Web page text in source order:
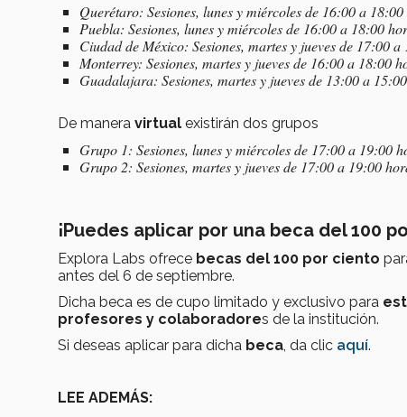
Querétaro: Sesiones, lunes y miércoles de 16:00 a
Puebla: Sesiones, lunes y miércoles de 16:00 a 18:00
Ciudad de México: Sesiones, martes y jueves de 17:00
Monterrey: Sesiones, martes y jueves de 16:00 a 18:00
Guadalajara: Sesiones, martes y jueves de 13:00 a
De manera virtual existirán dos grupos
Grupo 1: Sesiones, lunes y miércoles de 17:00 a 19:00
Grupo 2: Sesiones, martes y jueves de 17:00 a 19:00
¡Puedes aplicar por una beca del 100
Explora Labs ofrece becas del 100 por ciento
antes del 6 de septiembre.
Dicha beca es de cupo limitado y exclusivo para
profesores y colaboradores de la institución.
Si deseas aplicar para dicha beca , da clic aquí.
LEE ADEMÁS: